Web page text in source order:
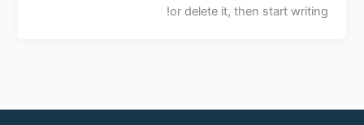
or delete it, then start writing!